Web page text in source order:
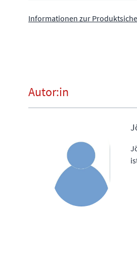
Informationen zur
Autor:in